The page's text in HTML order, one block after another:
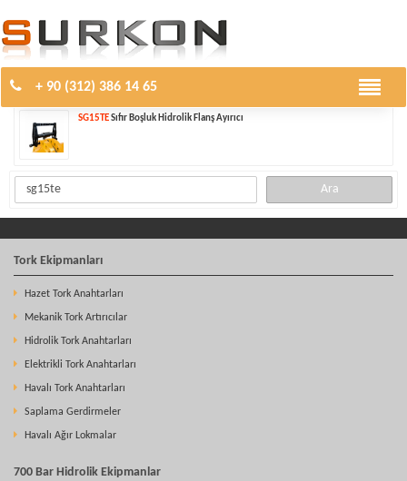
+ 90 (312) 386 14 65 kayıt bulundu.
Arama Sonuçları..
SG15TESıfır Boşluk Hidrolik Flanş Ayırıcı
Tork Ekipmanları
Hazet Tork Anahtarları
Mekanik Tork Artırıcılar
Hidrolik Tork Anahtarları
Elektrikli Tork Anahtarları
Havalı Tork Anahtarları
Saplama Gerdirmeler
Havalı Ağır Lokmalar
700 Bar Hidrolik Ekipmanlar